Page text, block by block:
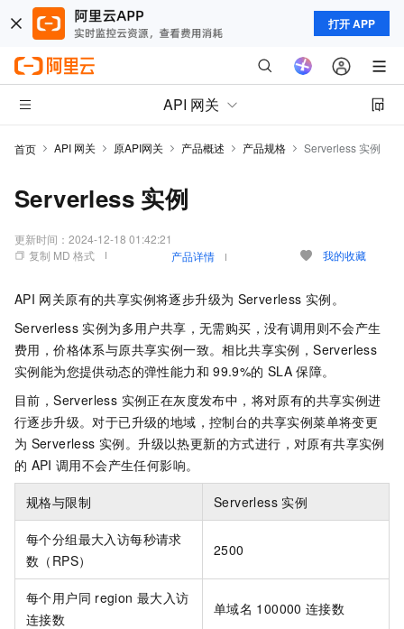
打开 APP
API 网关
首页 API 网关 原API网关 产品概述 产品规格 Serverless 实例
Serverless 实例
更新时间： 2024-12-18 01:42:21
复制 MD 格式
产品详情 我的收藏
API 网关原有的共享实例将逐步升级为 Serverless 实例。
Serverless 实例为多用户共享，无需购买，没有调用则不会产生
费用，价格体系与原共享实例一致。相比共享实例，Serverless
实例能为您提供动态的弹性能力和 99.9%的 SLA 保障。
目前，Serverless 实例正在灰度发布中，将对原有的共享实例进
行逐步升级。对于已升级的地域，控制台的共享实例菜单将变更
为 Serverless 实例。升级以热更新的方式进行，对原有共享实例
的 API 调用不会产生任何影响。
规格与限制 Serverless 实例
每个分组最大入访每秒请求
数（RPS）
2500
每个用户同 region 最大入访
连接数
单域名 100000 连接数